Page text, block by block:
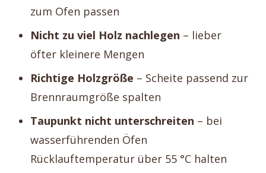
zum Ofen passen
Nicht zu viel Holz nachlegen – lieber
öfter kleinere Mengen
Richtige Holzgröße – Scheite passend zur
Brennraumgröße spalten
Taupunkt nicht unterschreiten – bei
wasserführenden Öfen
Rücklauftemperatur über 55 °C halten